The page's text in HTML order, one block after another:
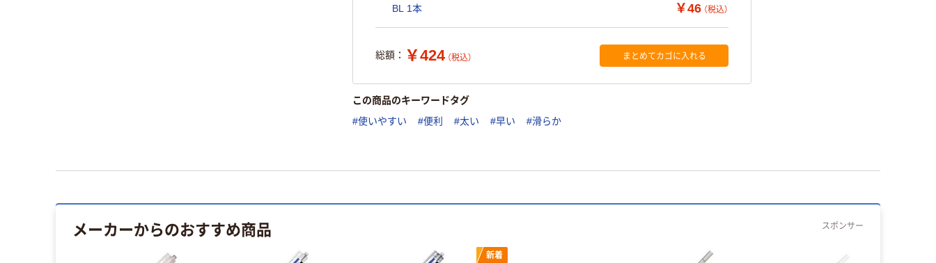
BL 1本
￥46 （税込）
総額： ￥424 （税込） まとめてカゴに入れる
この商品のキーワードタグ
#使いやすい #便利 #太い #早い #滑らか
メーカーからのおすすめ商品 スポンサー
新着